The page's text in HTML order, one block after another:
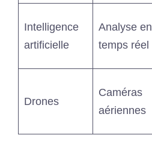
Intelligence
artificielle
Analyse en
temps réel
Drones
Caméras
aériennes